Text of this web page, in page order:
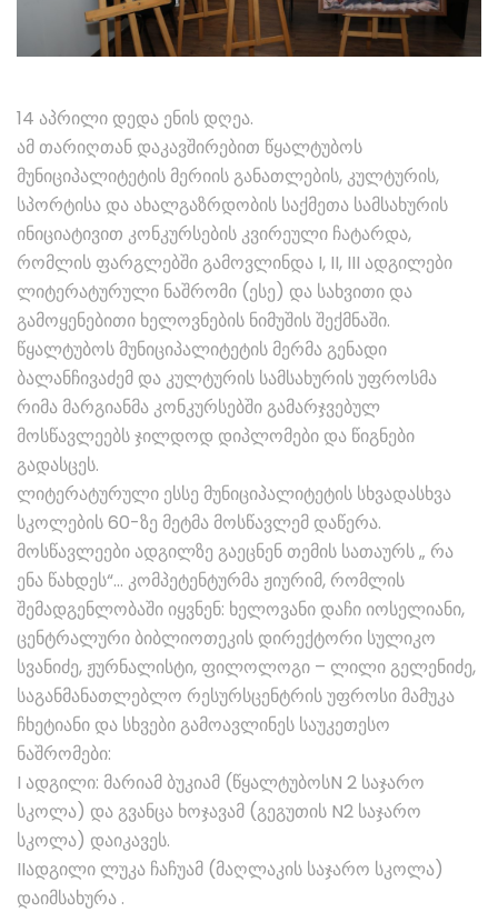
14 აპრილი დედა ენის დღეა.
ამ თარიღთან დაკავშირებით წყალტუბოს
მუნიციპალიტეტის მერიის განათლების, კულტურის,
სპორტისა და ახალგაზრდობის საქმეთა სამსახურის
ინიციატივით კონკურსების კვირეული ჩატარდა,
რომლის ფარგლებში გამოვლინდა I, II, III ადგილები
ლიტერატურული ნაშრომი (ესე) და სახვითი და
გამოყენებითი ხელოვნების ნიმუშის შექმნაში.
წყალტუბოს მუნიციპალიტეტის მერმა გენადი
ბალანჩივაძემ და კულტურის სამსახურის უფროსმა
რიმა მარგიანმა კონკურსებში გამარჯვებულ
მოსწავლეებს ჯილდოდ დიპლომები და წიგნები
გადასცეს.
ლიტერატურული ესსე მუნიციპალიტეტის სხვადასხვა
სკოლების 60-ზე მეტმა მოსწავლემ დაწერა.
მოსწავლეები ადგილზე გაეცნენ თემის სათაურს „ რა
ენა წახდეს“… კომპეტენტურმა ჟიურიმ, რომლის
შემადგენლობაში იყვნენ: ხელოვანი დაჩი იოსელიანი,
ცენტრალური ბიბლიოთეკის დირექტორი სულიკო
სვანიძე, ჟურნალისტი, ფილოლოგი – ლილი გელენიძე,
საგანმანათლებლო რესურსცენტრის უფროსი მამუკა
ჩხეტიანი და სხვები გამოავლინეს საუკეთესო
ნაშრომები:
I ადგილი: მარიამ ბუკიამ (წყალტუბოსN 2 საჯარო
სკოლა) და გვანცა ხოჯავამ (გეგუთის N2 საჯარო
სკოლა) დაიკავეს.
IIადგილი ლუკა ჩაჩუამ (მაღლაკის საჯარო სკოლა)
დაიმსახურა .